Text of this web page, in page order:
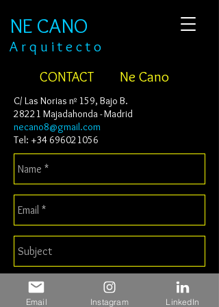
NE CANO
​A r q u i t e c t o
CONTACT Ne Cano
C/ Las Norias nº 159, Bajo B.
28221 Majadahonda - Madrid
necano8@gmail.com
Tel: +34 696021056
Email Instagram LinkedIn